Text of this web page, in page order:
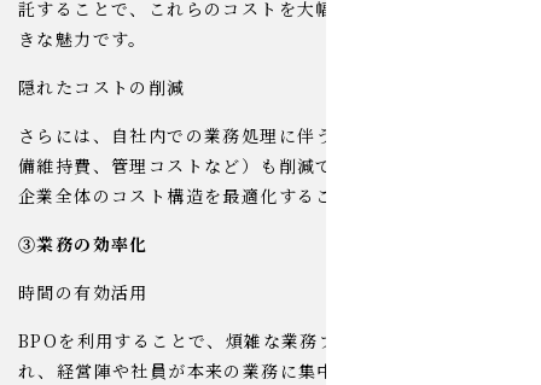
託することで、これらのコストを大幅にカットできる点が大
きな魅力です。
隠れたコストの削減
さらには、自社内での業務処理に伴う隠れたコスト（例：設
備維持費、管理コストなど）も削減できます。これにより、
企業全体のコスト構造を最適化することが可能です。
③業務の効率化
時間の有効活用
BPOを利用することで、煩雑な業務プロセスから解放さ
れ、経営陣や社員が本来の業務に集中できる時間が増えま